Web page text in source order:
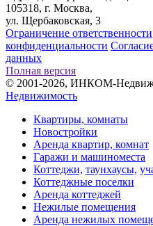
105318, г. Москва,
ул. Щербаковская, 3
Ограничение ответственности
конфиденциальности
данных
Полная версия
© 2001-2026, ИНКОМ-
Недвижимость
Квартиры, комнаты
Новостройки
Аренда квартир, комнат
Гаражи и машиноместа
Коттеджи, таунхаусы,
Коттеджные поселки
Аренда коттеджей
Нежилые помещения
Аренда нежилых